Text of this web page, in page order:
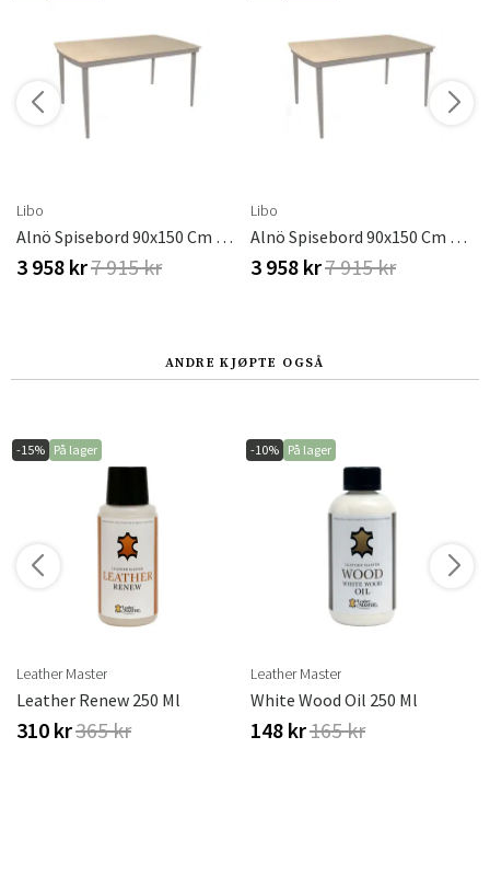
Libo
Alnö Spisebord 90x150 Cm Taupe
3 958 kr7 915 kr
Libo
Alnö Spisebord 90x150 Cm Taupe
3 958 kr7 915 kr
ANDRE KJØPTE OGSÅ
-15% På lager
Leather Master
Leather Renew 250 Ml
310 kr365 kr
-10% På lager
Leather Master
White Wood Oil 250 Ml
148 kr165 kr